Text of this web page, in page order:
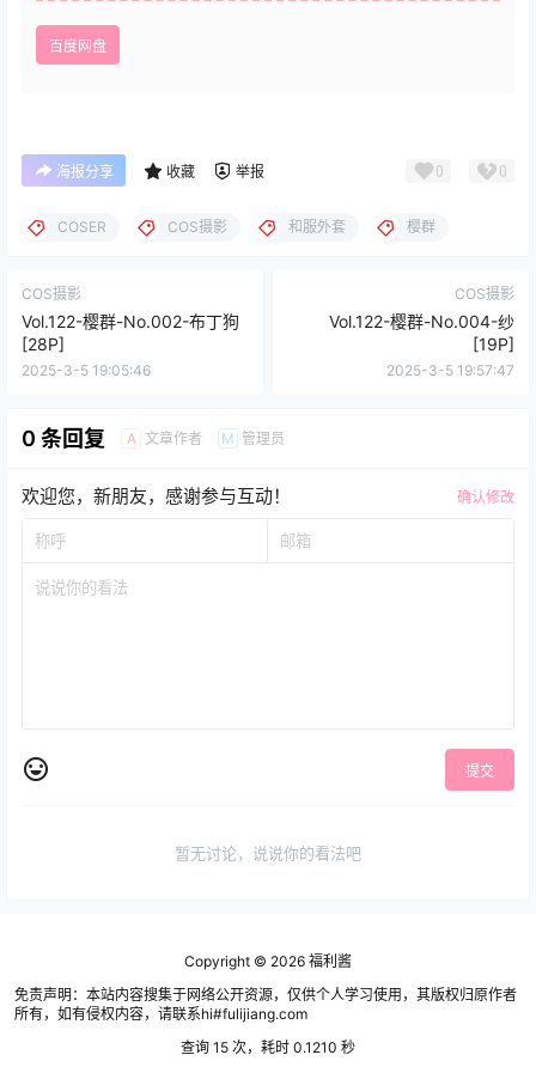
百度网盘
海报分享 收藏 举报 0 0
COSER COS摄影 和服外套 樱群
COS摄影
Vol.122-樱群-No.002-布丁狗
[28P]
2025-3-5 19:05:46
COS摄影
Vol.122-樱群-No.004-纱
[19P]
2025-3-5 19:57:47
0 条回复 A 文章作者 M 管理员
欢迎您，新朋友，感谢参与互动！ 确认修改
提交
暂无讨论，说说你的看法吧
Copyright © 2026 福利酱
免责声明：本站内容搜集于网络公开资源，仅供个人学习使用，其版权归原作者
所有，如有侵权内容，请联系hi#fulijiang.com
查询 15 次，耗时 0.1210 秒